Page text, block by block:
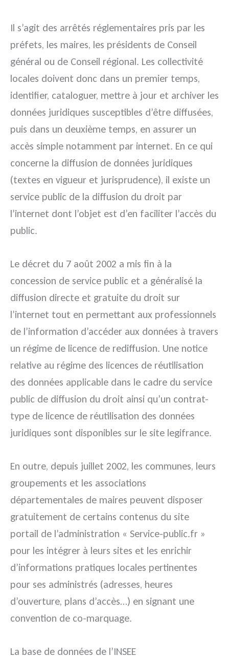
Il s’agit des arrêtés réglementaires pris par les
préfets, les maires, les présidents de Conseil
général ou de Conseil régional. Les collectivité
locales doivent donc dans un premier temps,
identifier, cataloguer, mettre à jour et archiver les
données juridiques susceptibles d’être diffusées,
puis dans un deuxième temps, en assurer un
accès simple notamment par internet. En ce qui
concerne la diffusion de données juridiques
(textes en vigueur et jurisprudence), il existe un
service public de la diffusion du droit par
l’internet dont l’objet est d’en faciliter l’accès du
public.
Le décret du 7 août 2002 a mis fin à la
concession de service public et a généralisé la
diffusion directe et gratuite du droit sur
l’internet tout en permettant aux professionnels
de l’information d’accéder aux données à travers
un régime de licence de rediffusion. Une notice
relative au régime des licences de réutilisation
des données applicable dans le cadre du service
public de diffusion du droit ainsi qu’un contrat-
type de licence de réutilisation des données
juridiques sont disponibles sur le site legifrance.
En outre, depuis juillet 2002, les communes, leurs
groupements et les associations
départementales de maires peuvent disposer
gratuitement de certains contenus du site
portail de l’administration « Service-public.fr »
pour les intégrer à leurs sites et les enrichir
d’informations pratiques locales pertinentes
pour ses administrés (adresses, heures
d’ouverture, plans d’accès…) en signant une
convention de co-marquage.
La base de données de l’INSEE